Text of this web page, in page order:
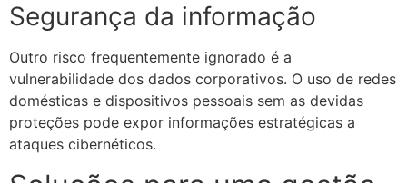
Segurança da informação
Outro risco frequentemente ignorado é a
vulnerabilidade dos dados corporativos. O uso de redes
domésticas e dispositivos pessoais sem as devidas
proteções pode expor informações estratégicas a
ataques cibernéticos.